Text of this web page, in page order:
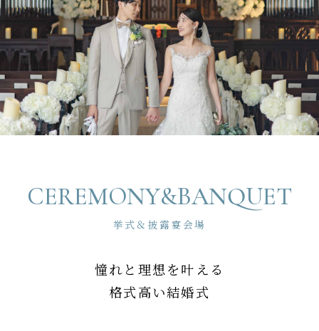
CEREMONY&BANQUET
挙式＆披露宴会場
憧れと理想を叶える
格式高い結婚式